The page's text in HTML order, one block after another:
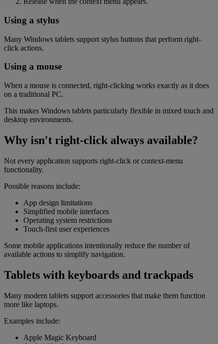
Using a stylus
Many Windows tablets support stylus buttons that perform right-
click actions.
Using a mouse
When a mouse is connected, right-clicking works exactly as it does
on a traditional PC.
This makes Windows tablets particularly flexible in mixed touch and
desktop environments.
Why isn't right-click always available?
Not every application supports right-click or context-menu
functionality.
Possible reasons include:
App design limitations
Simplified mobile interfaces
Operating system restrictions
Touch-first user experiences
Some mobile applications intentionally reduce the number of
available actions to simplify navigation.
Tablets with keyboards and trackpads
Many modern tablets support accessories that make them function
more like laptops.
Examples include:
Apple Magic Keyboard